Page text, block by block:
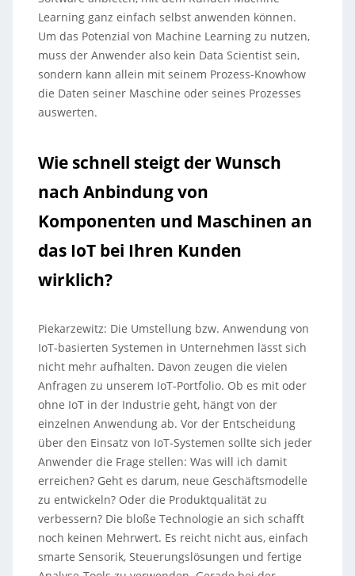
Learning ganz einfach selbst anwenden können.
Um das Potenzial von Machine Learning zu nutzen,
muss der Anwender also kein Data Scientist sein,
sondern kann allein mit seinem Prozess-Knowhow
die Daten seiner Maschine oder seines Prozesses
auswerten.
Wie schnell steigt der Wunsch
nach Anbindung von
Komponenten und Maschinen an
das IoT bei Ihren Kunden
wirklich?
Piekarzewitz: Die Umstellung bzw. Anwendung von
IoT-basierten Systemen in Unternehmen lässt sich
nicht mehr aufhalten. Davon zeugen die vielen
Anfragen zu unserem IoT-Portfolio. Ob es mit oder
ohne IoT in der Industrie geht, hängt von der
einzelnen Anwendung ab. Vor der Entscheidung
über den Einsatz von IoT-Systemen sollte sich jeder
Anwender die Frage stellen: Was will ich damit
erreichen? Geht es darum, neue Geschäftsmodelle
zu entwickeln? Oder die Produktqualität zu
verbessern? Die bloße Technologie an sich schafft
noch keinen Mehrwert. Es reicht nicht aus, einfach
smarte Sensorik, Steuerungslösungen und fertige